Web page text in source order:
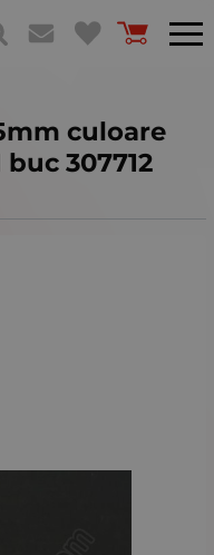
culoare
307712